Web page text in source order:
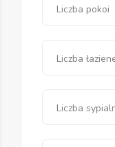
Liczba pokoi
Liczba
Liczba